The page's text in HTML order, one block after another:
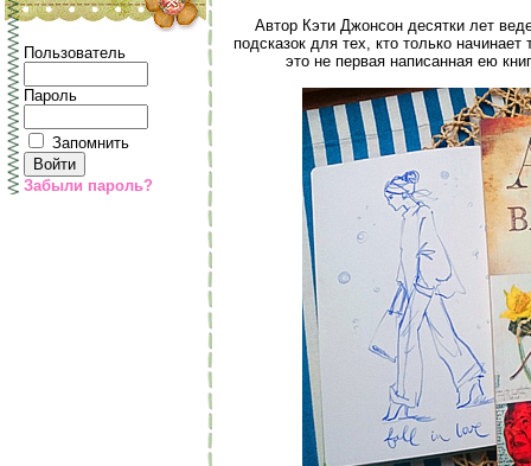
Пользователь
Пароль
Запомнить
Забыли пароль?
Автор Кэти Джонсон десятки лет
подсказок для тех, кто только
это не первая написанная ею